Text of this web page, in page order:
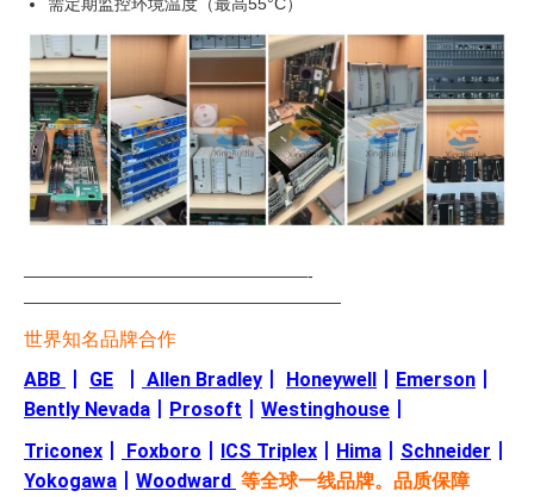
—————————————————-
———————————————————
世界知名品牌合作
ABB GE Allen Bradley Honeywell Emerson
Bently Nevada
Prosoft Westinghouse
Triconex
Foxboro ICS Triplex Hima Schneider
Yokogawa
Woodward 等全球一线品牌。品质保障